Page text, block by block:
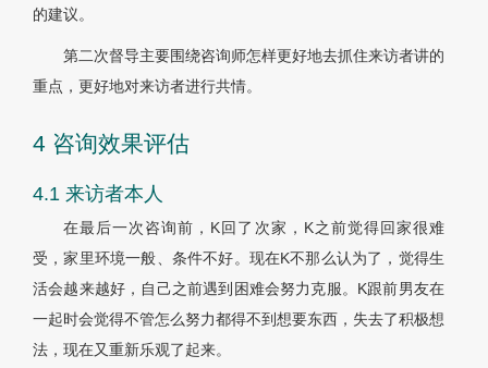
的建议。
第二次督导主要围绕咨询师怎样更好地去抓住来访者讲的
重点，更好地对来访者进行共情。
4 咨询效果评估
4.1 来访者本人
在最后一次咨询前，K回了次家，K之前觉得回家很难
受，家里环境一般、条件不好。现在K不那么认为了，觉得生
活会越来越好，自己之前遇到困难会努力克服。K跟前男友在
一起时会觉得不管怎么努力都得不到想要东西，失去了积极想
法，现在又重新乐观了起来。